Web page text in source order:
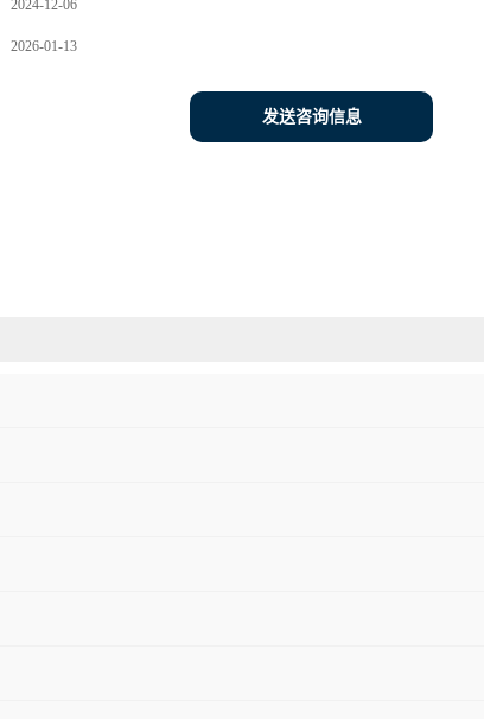
2024-12-06
2026-01-13
发送咨询信息